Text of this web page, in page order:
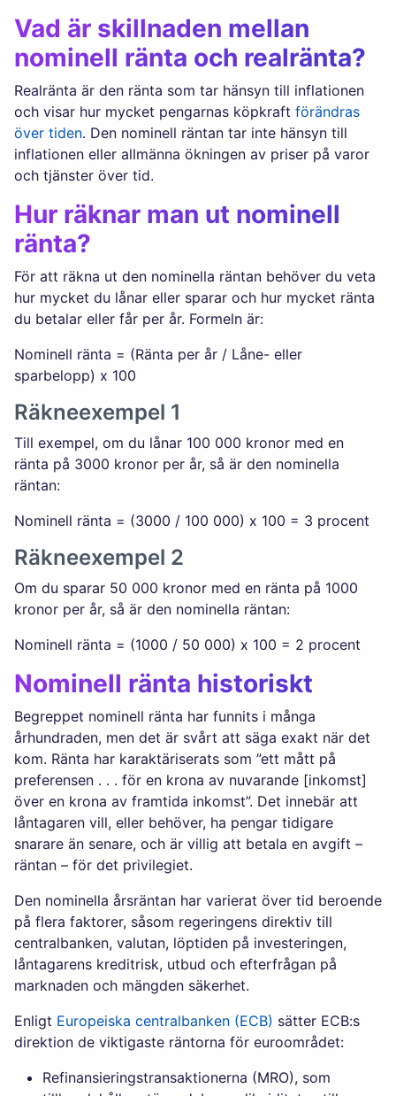
Vad är skillnaden mellan
nominell ränta och realränta?
Realränta är den ränta som tar hänsyn till inflationen
och visar hur mycket pengarnas köpkraft förändras
över tiden. Den nominell räntan tar inte hänsyn till
inflationen eller allmänna ökningen av priser på varor
och tjänster över tid.
Hur räknar man ut nominell
ränta?
För att räkna ut den nominella räntan behöver du veta
hur mycket du lånar eller sparar och hur mycket ränta
du betalar eller får per år. Formeln är:
Nominell ränta = (Ränta per år / Låne- eller
sparbelopp) x 100
Räkneexempel 1
Till exempel, om du lånar 100 000 kronor med en
ränta på 3000 kronor per år, så är den nominella
räntan:
Nominell ränta = (3000 / 100 000) x 100 = 3 procent
Räkneexempel 2
Om du sparar 50 000 kronor med en ränta på 1000
kronor per år, så är den nominella räntan:
Nominell ränta = (1000 / 50 000) x 100 = 2 procent
Nominell ränta historiskt
Begreppet nominell ränta har funnits i många
århundraden, men det är svårt att säga exakt när det
kom. Ränta har karaktäriserats som ”ett mått på
preferensen . . . för en krona av nuvarande [inkomst]
över en krona av framtida inkomst”. Det innebär att
låntagaren vill, eller behöver, ha pengar tidigare
snarare än senare, och är villig att betala en avgift –
räntan – för det privilegiet.
Den nominella årsräntan har varierat över tid beroende
på flera faktorer, såsom regeringens direktiv till
centralbanken, valutan, löptiden på investeringen,
låntagarens kreditrisk, utbud och efterfrågan på
marknaden och mängden säkerhet.
Enligt Europeiska centralbanken (ECB) sätter ECB:s
direktion de viktigaste räntorna för euroområdet:
Refinansieringstransaktionerna (MRO), som